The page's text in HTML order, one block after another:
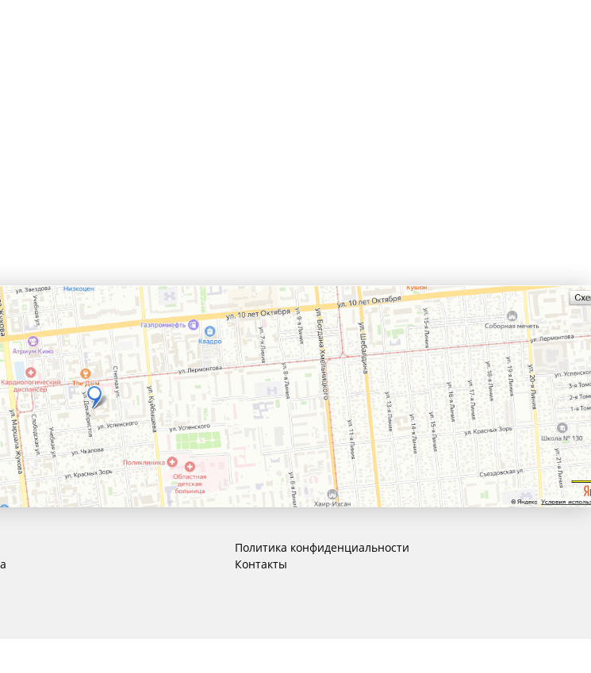
Политика конфиденциальности
Контакты